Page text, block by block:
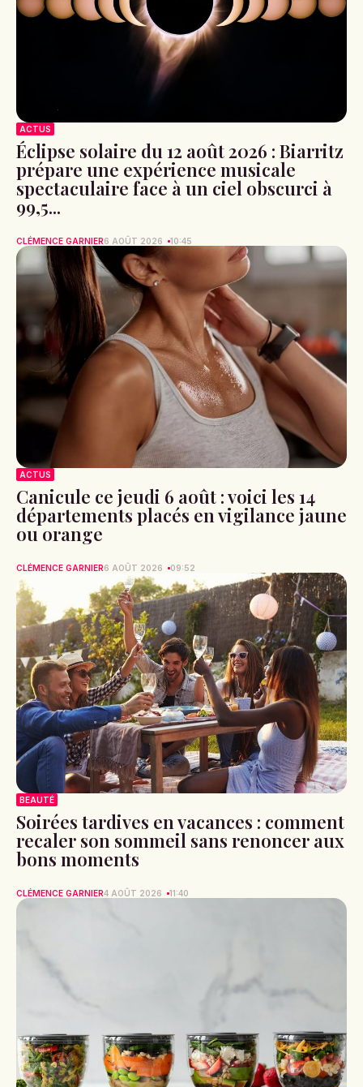
ACTUS
Éclipse solaire du 12 août 2026 : Biarritz
prépare une expérience musicale
spectaculaire face à un ciel obscurci à
99,5...
CLÉMENCE GARNIER6 AOÛT 2026 10:45
ACTUS
Canicule ce jeudi 6 août : voici les 14
départements placés en vigilance jaune
ou orange
CLÉMENCE GARNIER6 AOÛT 2026 09:52
BEAUTÉ
Soirées tardives en vacances : comment
recaler son sommeil sans renoncer aux
bons moments
CLÉMENCE GARNIER4 AOÛT 2026 11:40